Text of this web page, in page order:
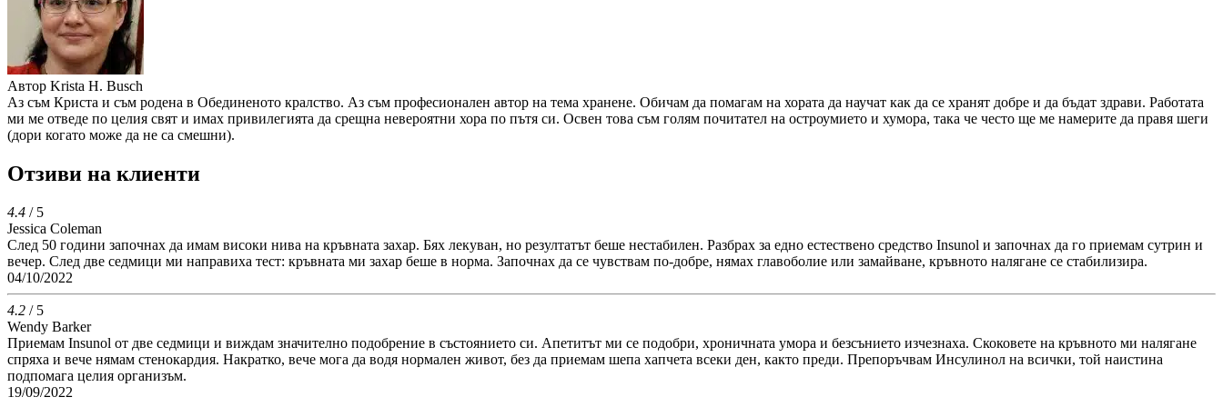
Автор Krista H. Busch
Аз съм Криста и съм родена в Обединеното кралство. Аз съм професионален автор на тема хранене. Обичам да помагам на хората да научат как да се хранят добре и да бъдат здрави. Работата
ми ме отведе по целия свят и имах привилегията да срещна невероятни хора по пътя си. Освен това съм голям почитател на остроумието и хумора, така че често ще ме намерите да правя шеги
(дори когато може да не са смешни).
Отзиви на клиенти
4.4 / 5
Jessica Coleman
След 50 години започнах да имам високи нива на кръвната захар. Бях лекуван, но резултатът беше нестабилен. Разбрах за едно естествено средство Insunol и започнах да го приемам сутрин и
вечер. След две седмици ми направиха тест: кръвната ми захар беше в норма. Започнах да се чувствам по-добре, нямах главоболие или замайване, кръвното налягане се стабилизира.
04/10/2022
4.2 / 5
Wendy Barker
Приемам Insunol от две седмици и виждам значително подобрение в състоянието си. Апетитът ми се подобри, хроничната умора и безсънието изчезнаха. Скоковете на кръвното ми налягане
спряха и вече нямам стенокардия. Накратко, вече мога да водя нормален живот, без да приемам шепа хапчета всеки ден, както преди. Препоръчвам Инсулинол на всички, той наистина
подпомага целия организъм.
19/09/2022